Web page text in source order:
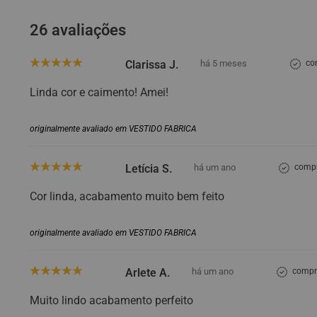
26 avaliações
Clarissa J. há 5 meses
Linda cor e caimento! Amei!
originalmente avaliado em VESTIDO FABRICA
Letícia S. há um ano
Cor linda, acabamento muito bem feito
originalmente avaliado em VESTIDO FABRICA
Arlete A. há um ano
Muito lindo acabamento perfeito